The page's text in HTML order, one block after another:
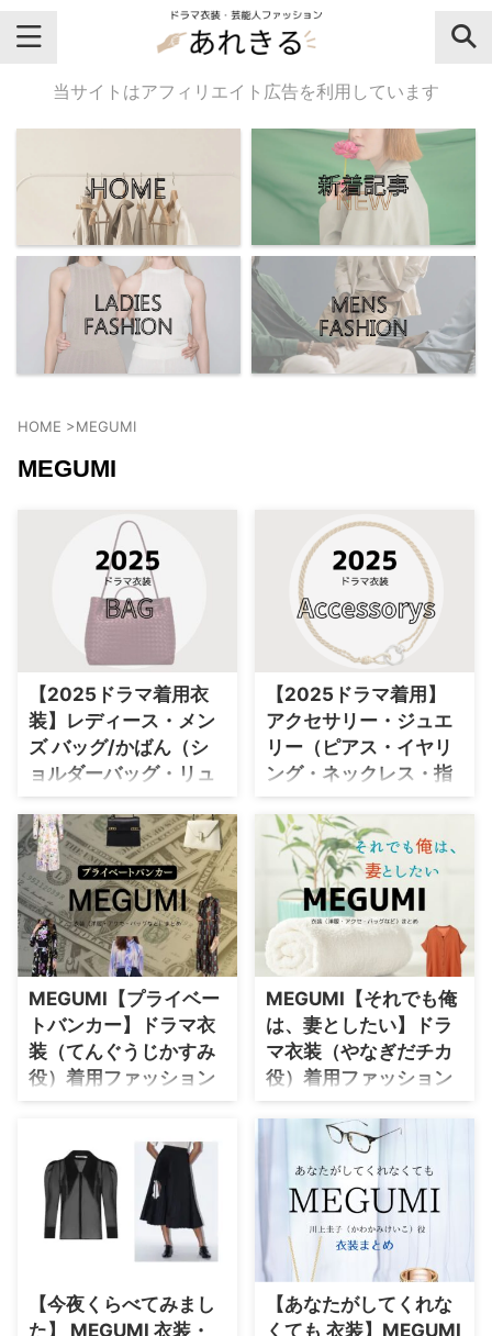
＼芸能人名・ドラマ名で検索♪／
気になるドラマ名や芸能人名でおし
ゃれなドラマ衣装・ファッションを
チェックしてね♪
【よく検索されてる女性芸能人】
・有村架純
石原さとみ
広瀬アリス
松本若菜
永野芽郁
奈緒
・高畑充希
・さとうほなみ
・
・水川あさみ
・田中みな実
・松岡茉優
・福原遥
・小芝風花
・
木南晴夏
・今田美桜
・清原果耶
森七菜
吉川愛
見上愛
・田辺桃子
・滝沢カレン
当サイトはアフィリエイト広告を利用しています
HOME >MEGUMI
MEGUMI
【2025ドラマ着用衣
装】レディース・メン
ズ バッグ/かばん（シ
ョルダーバッグ・リュ
ック・トートバックな
ど）ブランドまとめ
2025年放送ドラマで着用された
おしゃれでかわいいレディースバ
ッグ・かっこいいメンズバッグを
ドラマ・芸能人別にまとめていき
ます♪【随時更新】 ＼2026
年ドラマで着用されたバッグはこ
ちらからチェック♪／
https://drama-tv-
fashion.com/2026-drama-bag/
⇒ 【2024ドラマ衣装】芸能人着
用 バッグ ⇒ 【2023ドラマ衣
装】芸能人着用 バッグ ⇒
バッグ ⇒ 【2021ドラマ衣 ...
【2025ドラマ着用】
アクセサリー・ジュエ
リー（ピアス・イヤリ
ング・ネックレス・指
輪・ブレスレットな
ど）まとめ
2025年放送ドラマで俳優さん・
モデルさんが着用しているアクセ
サリーやジュエリー（イヤリン
グ・ピアス・ネックレスなど）を
ドラマ・芸能人別にまとめていま
す♪【随時更新】 ＼2026年
のドラマで着用されたアクセはこ
ちらからチェック♪／
https://drama-tv-
fashion.com/2026-drama-
accessories-jewelry/ ⇒ 【2024
ドラマ着用】アクセサリー・ジュ
エリー ⇒ 【2023ドラマ着用】ア
クセサリー・ジュエリ ...
MEGUMI【プライベー
トバンカー】ドラマ衣
装（てんぐうじかすみ
役）着用ファッション
全話まとめ！洋服 バッ
力ブランドは？
【プライベートバンカー】
MEGUMIさん（てんぐうじかす
み役）の衣装・服装（服･バッグ･
アクセ・靴など）やドラマファッ
コーデ別に紹介♪
MEGUMI【それでも俺
は、妻としたい】ドラ
マ衣装（やなぎだチカ
役）着用ファッション
全話まとめ！洋服 バッ
グ アクセなどの衣装協
力ブランドは？
【それでも俺は、妻としたい】
MEGUMIさん（やなぎだチカ
役）の衣装・服装（服･バッグ･ア
クセ・靴など）やドラマファッシ
ョンのコーデを着用シーン別・コ
ーデ別に紹介♪
【今夜くらべてみまし
た】 MEGUMI 衣装・
【あなたがしてくれな
くても 衣装】MEGUMI